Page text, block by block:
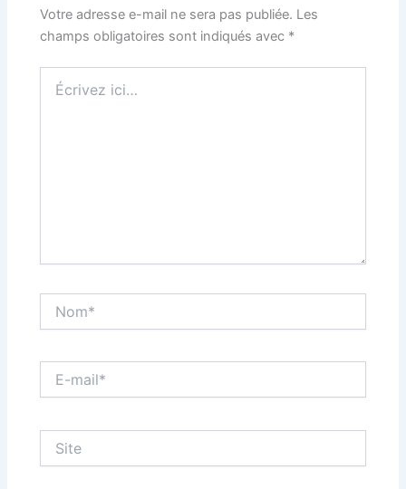
Votre adresse e-mail ne sera pas publiée. Les
champs obligatoires sont indiqués avec *
ici…
mail*